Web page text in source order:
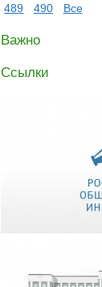
489
490 Все
Важно
Ссылки